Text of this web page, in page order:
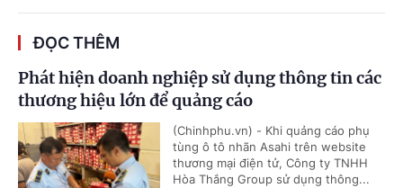
ĐỌC THÊM
Phát hiện doanh nghiệp sử dụng thông tin các
thương hiệu lớn để quảng cáo
(Chinhphu.vn) - Khi quảng cáo phụ
tùng ô tô nhãn Asahi trên website
thương mại điện tử, Công ty TNHH
Hòa Thắng Group sử dụng thông...